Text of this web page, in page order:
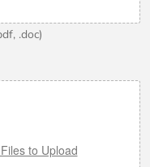
.doc)
to Upload